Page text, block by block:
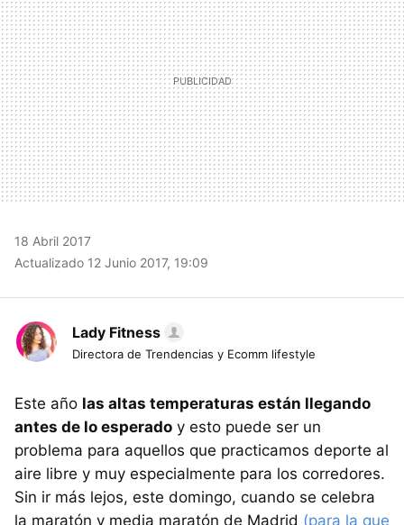
18 Abril 2017
Actualizado 12 Junio 2017, 19:09
Lady Fitness
Directora de Trendencias y Ecomm lifestyle
Este año las altas temperaturas están llegando
antes de lo esperado y esto puede ser un
problema para aquellos que practicamos deporte al
aire libre y muy especialmente para los corredores.
Sin ir más lejos, este domingo, cuando se celebra
la maratón y media maratón de Madrid (para la que